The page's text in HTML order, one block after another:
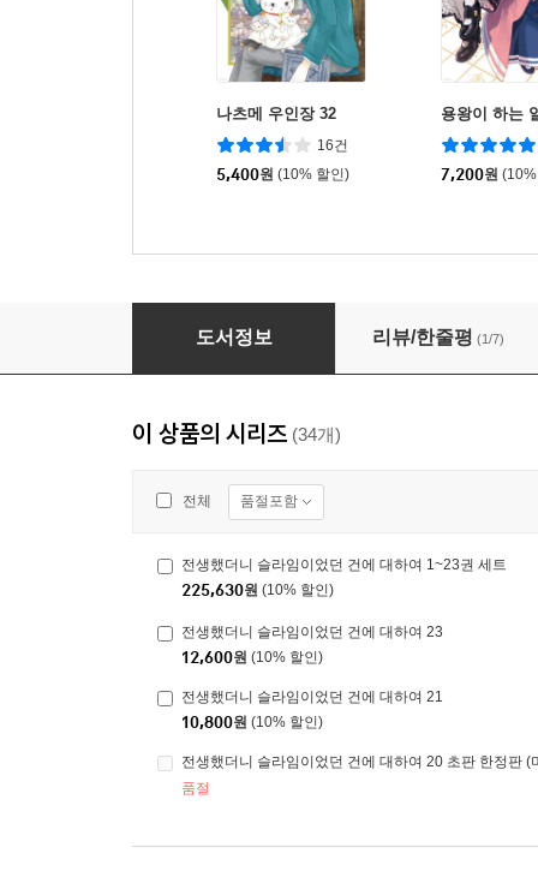
나츠메 우인장 32
16건
5,400원 (10% 할인)
용왕이 하는
7,200원
전생했더니 슬라임이었던 건에 대하여 23
도서정보 리뷰/한줄평 (1/7)
이 상품의 시리즈 (34개)
전체 품절포함
전생했더니 슬라임이었던 건에 대하여 1~23권 세트
225,630원 (10% 할인)
전생했더니 슬라임이었던 건에 대하여 23
12,600원 (10% 할인)
전생했더니 슬라임이었던 건에 대하여 21
10,800원 (10% 할인)
전생했더니 슬라임이었던 건에 대하여 20 초판 한정판 (
품절